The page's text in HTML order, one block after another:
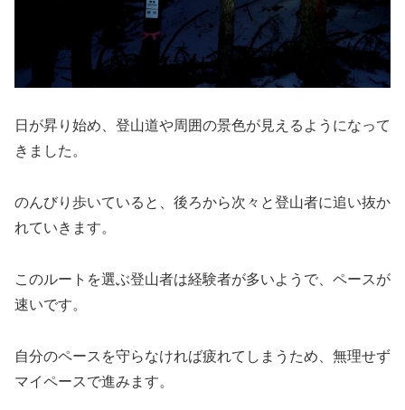
日が昇り始め、登山道や周囲の景色が見えるようになって
きました。
のんびり歩いていると、後ろから次々と登山者に追い抜か
れていきます。
このルートを選ぶ登山者は経験者が多いようで、ペースが
速いです。
自分のペースを守らなければ疲れてしまうため、無理せず
マイペースで進みます。